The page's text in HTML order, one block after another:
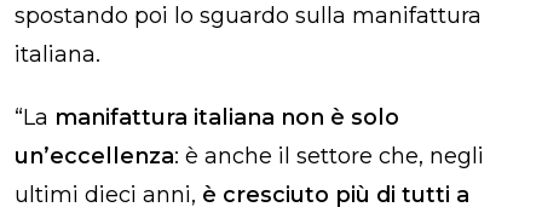
spostando poi lo sguardo sulla manifattura
italiana.
“La manifattura italiana non è solo
un’eccellenza: è anche il settore che, negli
ultimi dieci anni, è cresciuto più di tutti a